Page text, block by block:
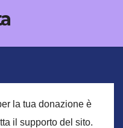
la tua donazione è
il supporto del sito.